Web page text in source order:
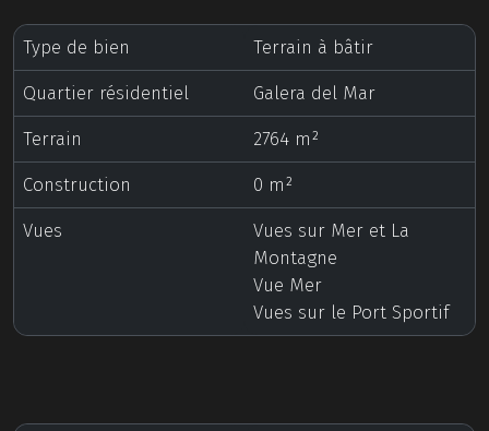
Type de bien
Terrain à bâtir
Quartier résidentiel
Galera del Mar
Terrain
2764 m²
Construction
0 m²
Vues
Vues sur Mer et La
Montagne
Vue Mer
Vues sur le Port Sportif